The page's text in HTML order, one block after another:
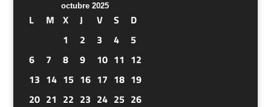
octubre 2025
L M X J V S
D
1
2 3 4
5
6
7 8 9 10 11 12
13 14 15 16 17 18 19
20 21 22 23 24 25 26